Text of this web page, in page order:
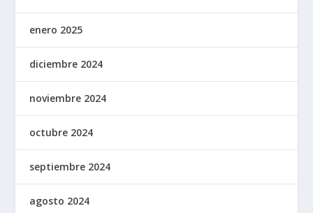
enero 2025
diciembre 2024
noviembre 2024
octubre 2024
septiembre 2024
agosto 2024